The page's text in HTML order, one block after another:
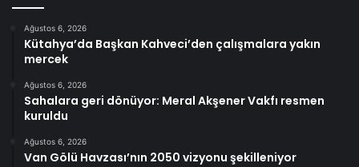
Ağustos 6, 2026
Kütahya’da Başkan Kahveci’den çalışmalara yakın
mercek
Ağustos 6, 2026
Sahalara geri dönüyor: Meral Akşener Vakfı resmen
kuruldu
Ağustos 6, 2026
Van Gölü Havzası’nın 2050 vizyonu şekilleniyor